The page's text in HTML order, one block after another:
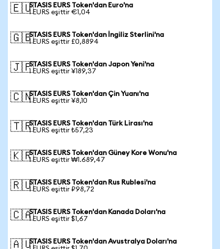
🇪🇺STASIS EURS Token'dan Euro'na
1 EURS eşittir €1,04
🇬🇧STASIS EURS Token'dan İngiliz Sterlini'na
1 EURS eşittir £0,8894
🇯🇵STASIS EURS Token'dan Japon Yeni'na
1 EURS eşittir ¥189,37
🇨🇳STASIS EURS Token'dan Çin Yuanı'na
1 EURS eşittir ¥8,10
🇹🇷STASIS EURS Token'dan Türk Lirası'na
1 EURS eşittir ₺57,23
🇰🇷STASIS EURS Token'dan Güney Kore Wonu'na
1 EURS eşittir ₩1.689,47
🇷🇺STASIS EURS Token'dan Rus Rublesi'na
1 EURS eşittir ₽98,72
🇨🇦STASIS EURS Token'dan Kanada Doları'na
1 EURS eşittir $1,67
🇦🇺STASIS EURS Token'dan Avustralya Doları'na